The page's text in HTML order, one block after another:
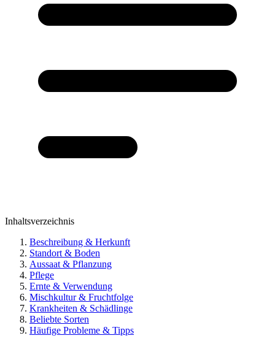
Inhaltsverzeichnis
Beschreibung & Herkunft
Standort & Boden
Aussaat & Pflanzung
Pflege
Ernte & Verwendung
Mischkultur & Fruchtfolge
Krankheiten & Schädlinge
Beliebte Sorten
Häufige Probleme & Tipps